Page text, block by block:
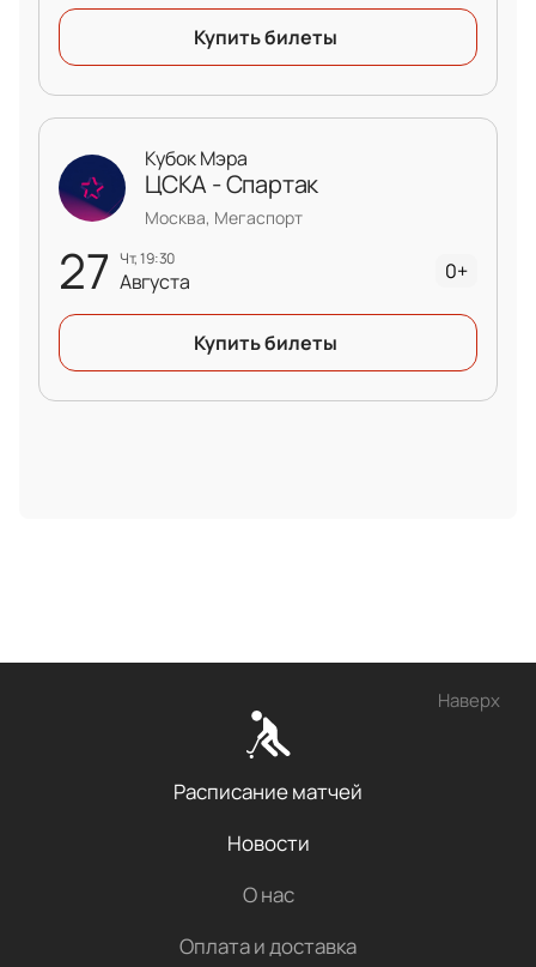
Купить билеты
27 чт, 19:30
Августа
Кубок Мэра
ЦСКА - Спартак
Москва, Мегаспорт
0+
Купить билеты
Наверх
Расписание матчей
Новости
О нас
Оплата и доставка